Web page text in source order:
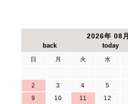
2026年 08月
日 月 火 水
2
3 4 5
9
10 11 12